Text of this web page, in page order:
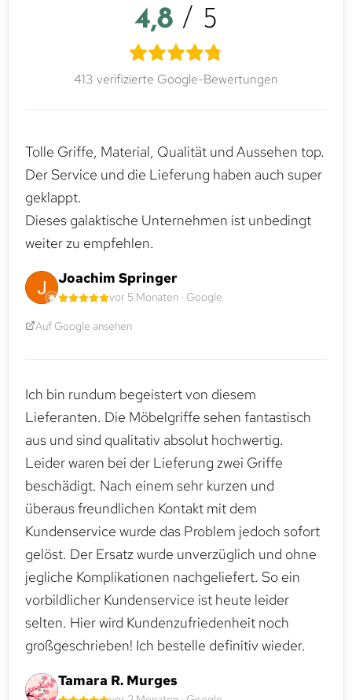
4,8 / 5
413 verifizierte Google-Bewertungen
Tolle Griffe, Material, Qualität und Aussehen top.
Der Service und die Lieferung haben auch super
geklappt.
Dieses galaktische Unternehmen ist unbedingt
weiter zu empfehlen.
Joachim Springer
vor 5 Monaten · Google
Auf Google ansehen
Ich bin rundum begeistert von diesem
Lieferanten. Die Möbelgriffe sehen fantastisch
aus und sind qualitativ absolut hochwertig.
Leider waren bei der Lieferung zwei Griffe
beschädigt. Nach einem sehr kurzen und
überaus freundlichen Kontakt mit dem
Kundenservice wurde das Problem jedoch sofort
gelöst. Der Ersatz wurde unverzüglich und ohne
jegliche Komplikationen nachgeliefert. So ein
vorbildlicher Kundenservice ist heute leider
selten. Hier wird Kundenzufriedenheit noch
großgeschrieben! Ich bestelle definitiv wieder.
Tamara R. Murges